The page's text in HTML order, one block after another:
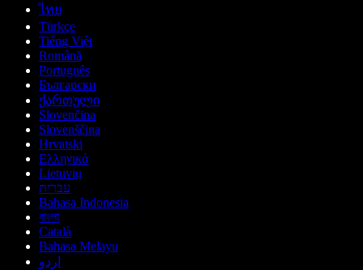
ไทย
Türkçe
Tiếng Việt
Română
Português
Български
ქართული
Slovenčina
Slovenščina
Hrvatski
Ελληνικά
Lietuvių
עברית
Bahasa Indonesia
বাংলা
Català
Bahasa Melayu
اردو